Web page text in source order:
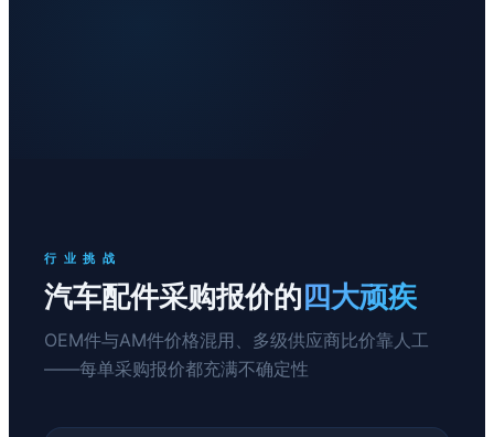
行 业 挑 战
汽车配件采购报价的 四大顽疾
OEM件与AM件价格混用、多级供应商比价靠人工
——每单采购报价都充满不确定性